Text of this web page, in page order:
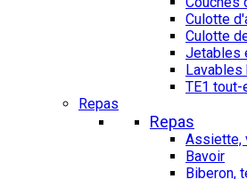
Culotte
Culotte
Jetables
Lavables
TE1 tout-
Repas
Repas
Assiette,
Bavoir
Biberon,